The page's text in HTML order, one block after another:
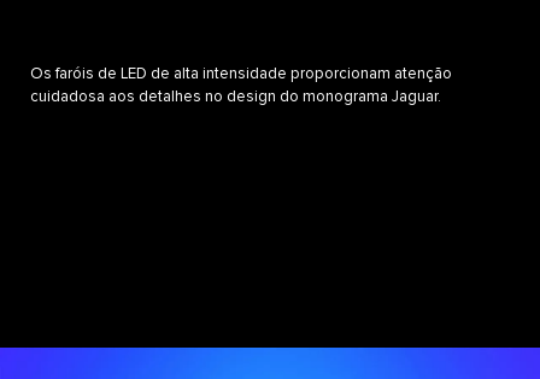
Os faróis de LED de alta intensidade proporcionam atenção
cuidadosa aos detalhes no design do monograma Jaguar.